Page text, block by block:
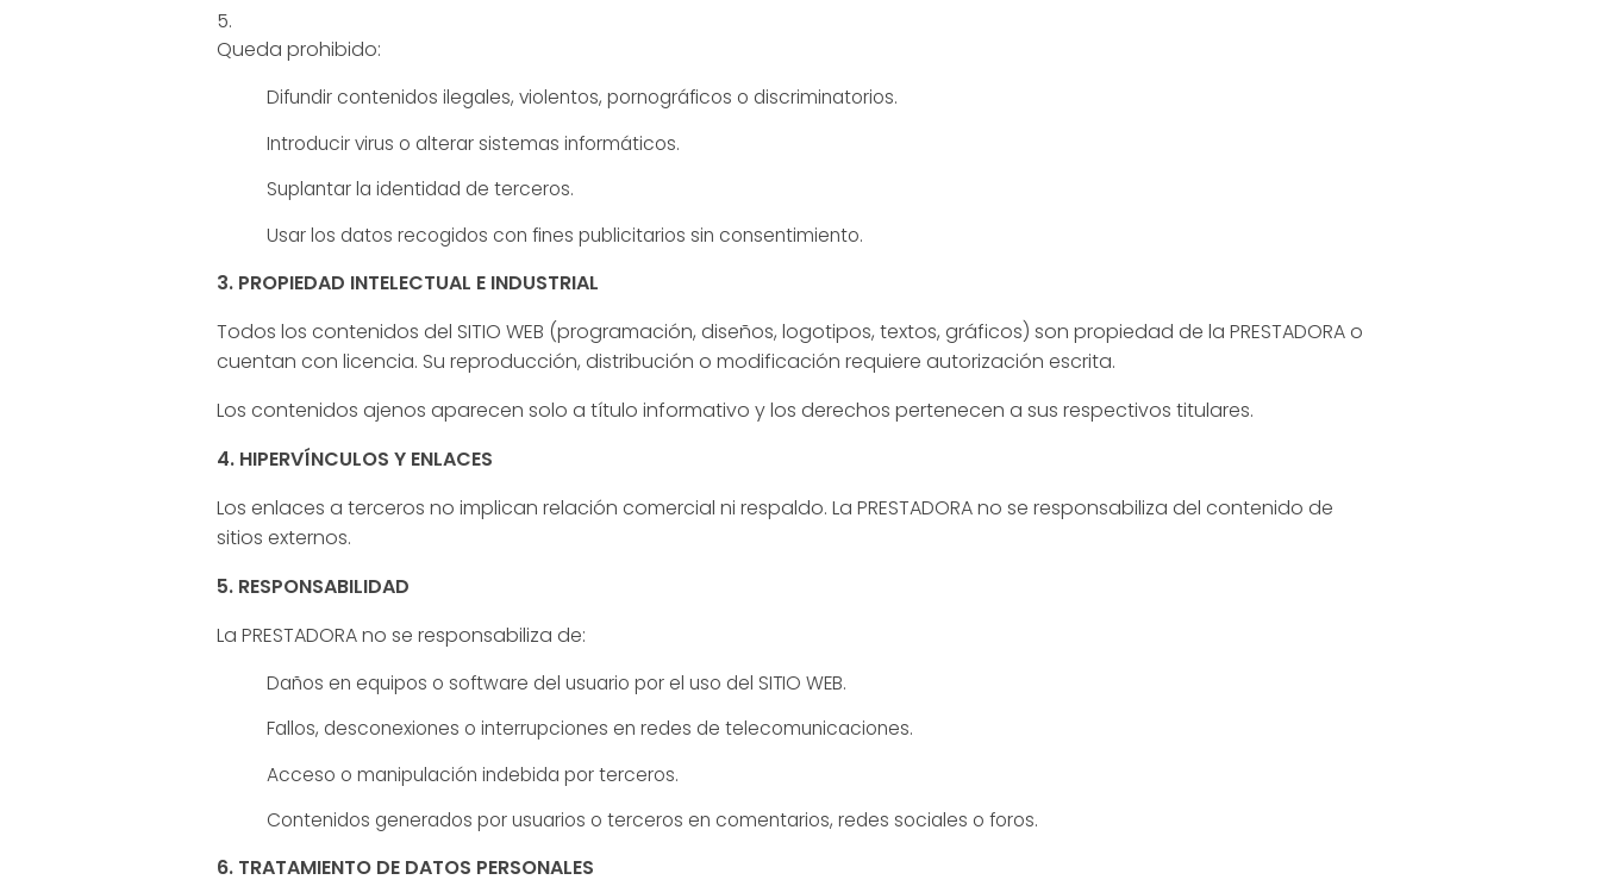
Queda prohibido:
Difundir contenidos ilegales, violentos, pornográficos o discriminatorios.
Introducir virus o alterar sistemas informáticos.
Suplantar la identidad de terceros.
Usar los datos recogidos con fines publicitarios sin consentimiento.
3. PROPIEDAD INTELECTUAL E INDUSTRIAL
Todos los contenidos del SITIO WEB (programación, diseños, logotipos, textos, gráficos) son propiedad de la PRESTADORA o
cuentan con licencia. Su reproducción, distribución o modificación requiere autorización escrita.
Los contenidos ajenos aparecen solo a título informativo y los derechos pertenecen a sus respectivos titulares.
4. HIPERVÍNCULOS Y ENLACES
Los enlaces a terceros no implican relación comercial ni respaldo. La PRESTADORA no se responsabiliza del contenido de
sitios externos.
5. RESPONSABILIDAD
La PRESTADORA no se responsabiliza de:
Daños en equipos o software del usuario por el uso del SITIO WEB.
Fallos, desconexiones o interrupciones en redes de telecomunicaciones.
Acceso o manipulación indebida por terceros.
Contenidos generados por usuarios o terceros en comentarios, redes sociales o foros.
6. TRATAMIENTO DE DATOS PERSONALES